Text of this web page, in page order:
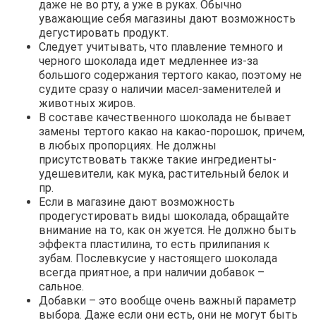
даже не во рту, а уже в руках. Обычно
уважающие себя магазины дают возможность
дегустировать продукт.
Следует учитывать, что плавление темного и
черного шоколада идет медленнее из-за
большого содержания тертого какао, поэтому не
судите сразу о наличии масел-заменителей и
животных жиров.
В составе качественного шоколада не бывает
замены тертого какао на какао-порошок, причем,
в любых пропорциях. Не должны
присутствовать также такие ингредиенты-
удешевители, как мука, растительный белок и
пр.
Если в магазине дают возможность
продегустировать виды шоколада, обращайте
внимание на то, как он жуется. Не должно быть
эффекта пластилина, то есть прилипания к
зубам. Послевкусие у настоящего шоколада
всегда приятное, а при наличии добавок –
сальное.
Добавки – это вообще очень важный параметр
выбора. Даже если они есть, они не могут быть